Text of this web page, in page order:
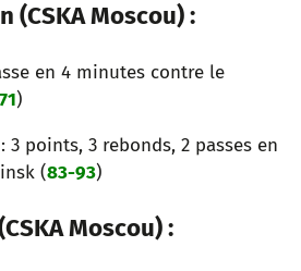
(CSKA Moscou) :
en 4 minutes contre le
)
3 points, 3 rebonds, 2 passes en
(83-93)
Moscou) :